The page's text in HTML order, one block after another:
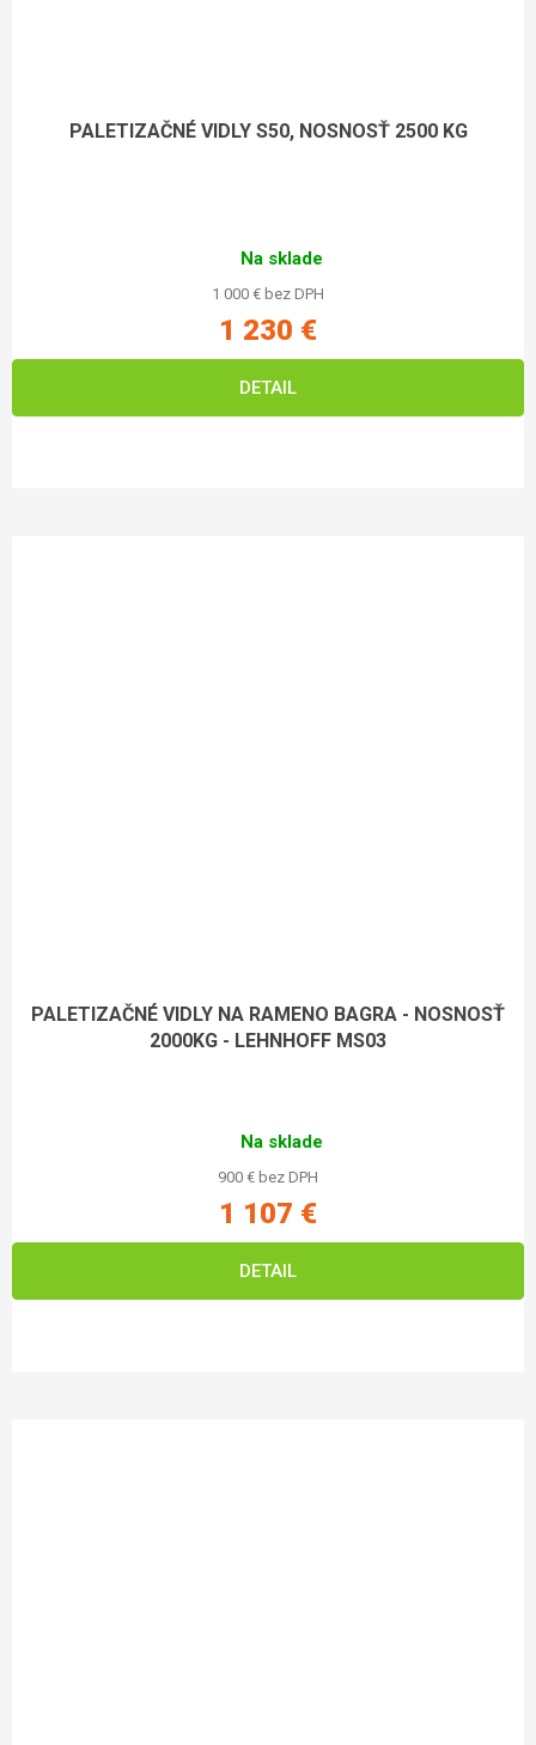
PALETIZAČNÉ VIDLY S50, NOSNOSŤ 2500 KG
Na sklade
1 000 € bez DPH
1 230 €
DETAIL
PALETIZAČNÉ VIDLY NA RAMENO BAGRA - NOSNOSŤ
2000KG - LEHNHOFF MS03
Na sklade
900 € bez DPH
1 107 €
DETAIL